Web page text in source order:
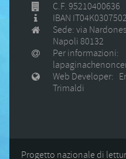
C.F. 95210400636
IBAN
Sede: via
Napoli 80132
Per informazioni:
Web Developer:
Trimaldi
Progetto nazionale di